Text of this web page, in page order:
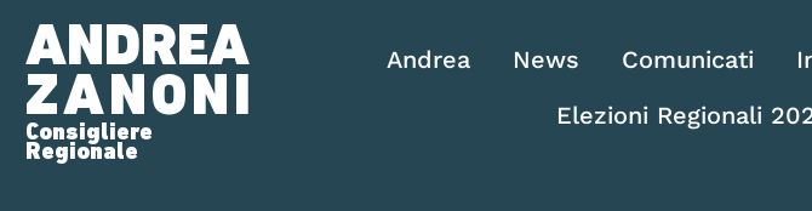
ANDREA
ZANONI
Consigliere
Regionale
Andrea News Comunicati
Elezioni Regionali